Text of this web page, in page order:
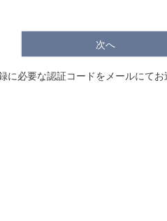
次へ
に必要な認証コードをメールにてお